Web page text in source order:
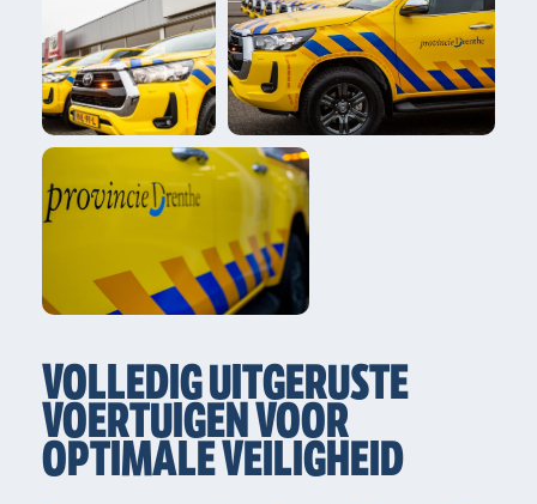
VOLLEDIG UITGERUSTE
VOERTUIGEN VOOR
OPTIMALE VEILIGHEID